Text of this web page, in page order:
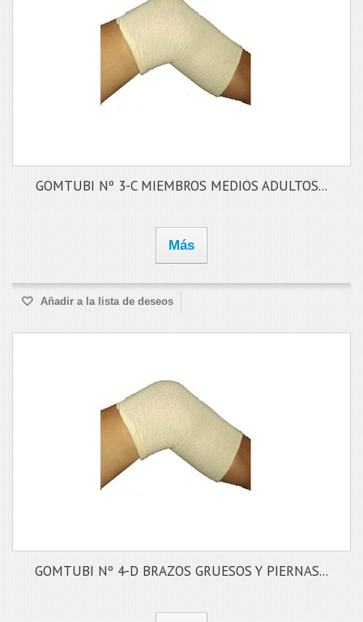
GOMTUBI Nº 3-C MIEMBROS MEDIOS ADULTOS...
Más
Añadir a la lista de deseos
GOMTUBI Nº 4-D BRAZOS GRUESOS Y PIERNAS...